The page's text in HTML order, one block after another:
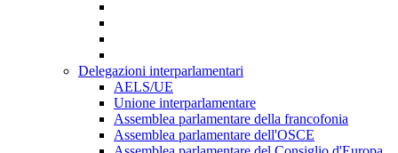
Delegazioni interparlamentari
AELS/UE
Unione interparlamentare
Assemblea parlamentare della francofonia
Assemblea parlamentare dell'OSCE